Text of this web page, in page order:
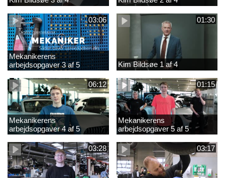
03:06
Mekanikerens
arbejdsopgaver 3 af 5
(lærepladssøgning)
01:30
Kim Bildsøe 1 af 4
06:12
Mekanikerens
arbejdsopgaver 4 af 5
(Frederik Vesti)
01:15
Mekanikerens
arbejdsopgaver 5 af 5
(Frederik Vesti)
03:28
03:17